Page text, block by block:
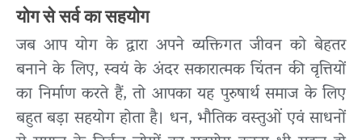
योग से सर्व का सहयोग
जब आप योग के द्वारा अपने व्यक्तिगत जीवन को बेहतर
बनाने के लिए, स्वयं के अंदर सकारात्मक चिंतन की वृत्तियों
का निर्माण करते हैं, तो आपका यह पुरुषार्थ समाज के लिए
बहुत बड़ा सहयोग होता है। धन, भौतिक वस्तुओं एवं साधनों